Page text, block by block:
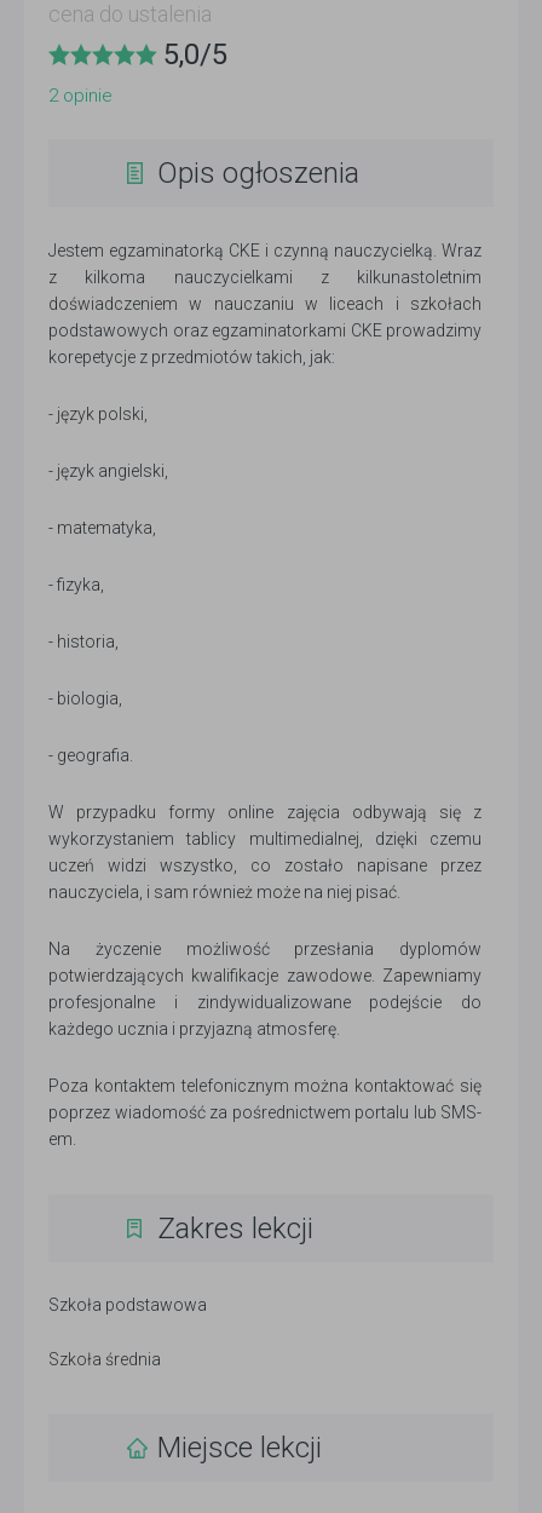
cena do ustalenia
5,0/5
2opinie
Opis ogłoszenia
Jestem egzaminatorką CKE i czynną nauczycielką. Wraz
z kilkoma nauczycielkami z kilkunastoletnim
doświadczeniem w nauczaniu w liceach i szkołach
podstawowych oraz egzaminatorkami CKE prowadzimy
korepetycje z przedmiotów takich, jak:
- język polski,
- język angielski,
- matematyka,
- fizyka,
- historia,
- biologia,
- geografia.
W przypadku formy online zajęcia odbywają się z
wykorzystaniem tablicy multimedialnej, dzięki czemu
uczeń widzi wszystko, co zostało napisane przez
nauczyciela, i sam również może na niej pisać.
Na życzenie możliwość przesłania dyplomów
potwierdzających kwalifikacje zawodowe. Zapewniamy
profesjonalne i zindywidualizowane podejście do
każdego ucznia i przyjazną atmosferę.
Poza kontaktem telefonicznym można kontaktować się
poprzez wiadomość za pośrednictwem portalu lub SMS-
em.
Zakres lekcji
Szkoła podstawowa
Szkoła średnia
Miejsce lekcji